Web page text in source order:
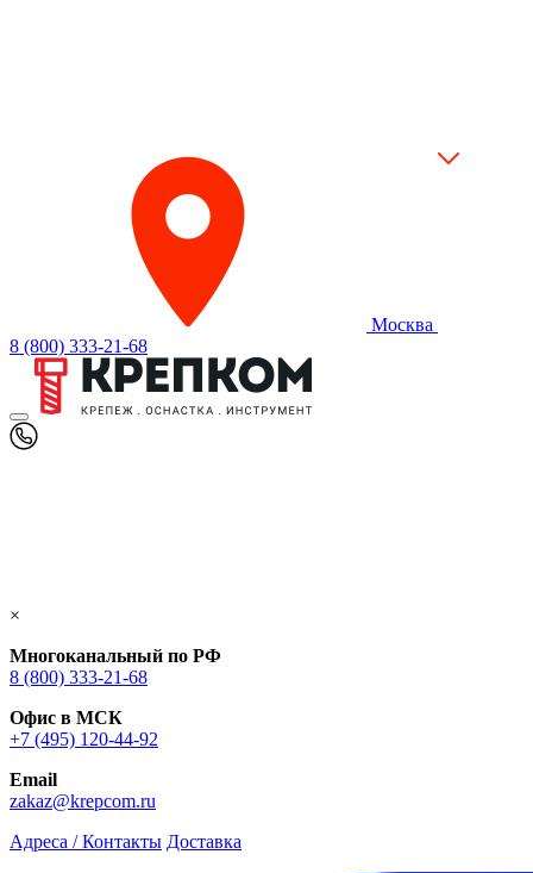
Москва
8 (800) 333-21-68
×
Многоканальный по РФ
8 (800) 333‑21-68
Офис в МСК
+7 (495) 120-44-92
Email
zakaz@krepcom.ru
Адреса / Контакты Доставка